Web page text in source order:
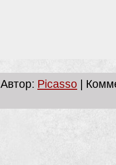
Автор: Picasso |